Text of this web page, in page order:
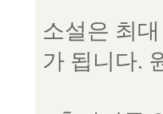
소설은 최
가 됩니다.